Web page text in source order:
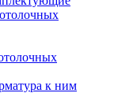
к ним